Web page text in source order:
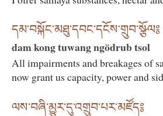
དམ་བསྐོང་མཐུ་དབང་དངོས་གྲུབ་སྩོལ༔
dam kong tuwang ngödrub tsol
All impairments and breakages of
now grant us capacity, power and
ལས་བཞི་མྱུར་དུ་འགྲུབ་པར་མཛོད༔